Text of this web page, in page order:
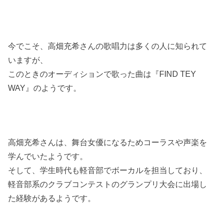
今でこそ、高畑充希さんの歌唱力は多くの人に知られて
いますが、
このときのオーディションで歌った曲は『FIND TEY
WAY』のようです。
高畑充希さんは、舞台女優になるためコーラスや声楽を
学んでいたようです。
そして、学生時代も軽音部でボーカルを担当しており、
軽音部系のクラブコンテストのグランプリ大会に出場し
た経験があるようです。